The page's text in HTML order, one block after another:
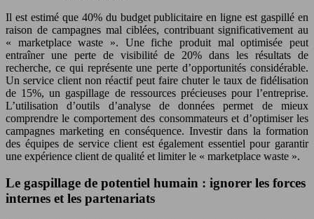
Il est estimé que 40% du budget publicitaire en ligne est gaspillé en
raison de campagnes mal ciblées, contribuant significativement au
« marketplace waste ». Une fiche produit mal optimisée peut
entraîner une perte de visibilité de 20% dans les résultats de
recherche, ce qui représente une perte d’opportunités considérable.
Un service client non réactif peut faire chuter le taux de fidélisation
de 15%, un gaspillage de ressources précieuses pour l’entreprise.
L’utilisation d’outils d’analyse de données permet de mieux
comprendre le comportement des consommateurs et d’optimiser les
campagnes marketing en conséquence. Investir dans la formation
des équipes de service client est également essentiel pour garantir
une expérience client de qualité et limiter le « marketplace waste ».
Le gaspillage de potentiel humain : ignorer les forces
internes et les partenariats